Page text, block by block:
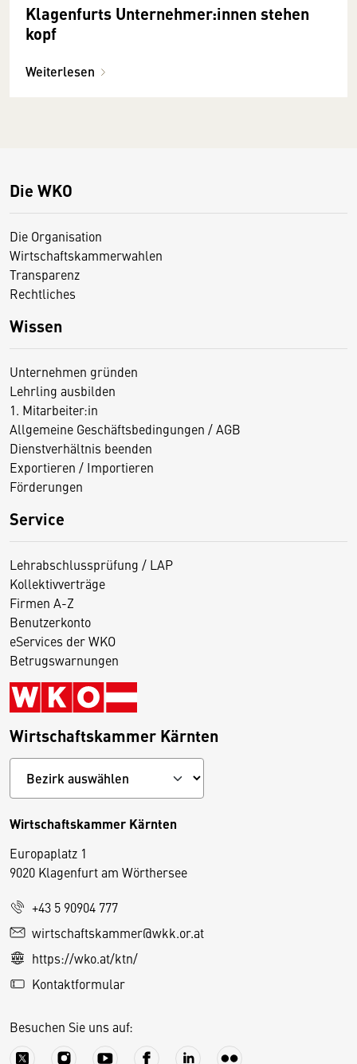
Klagenfurts Unternehmer:innen stehen
kopf
Weiterlesen
Die WKO
Die Organisation
Wirtschaftskammerwahlen
Transparenz
Rechtliches
Wissen
Unternehmen gründen
Lehrling ausbilden
1. Mitarbeiter:in
Allgemeine Geschäftsbedingungen / AGB
Dienstverhältnis beenden
Exportieren / Importieren
Förderungen
Service
Lehrabschlussprüfung / LAP
Kollektivverträge
Firmen A-Z
Benutzerkonto
eServices der WKO
Betrugswarnungen
Wirtschaftskammer Kärnten
Wirtschaftskammer Kärnten
Europaplatz 1
9020 Klagenfurt am Wörthersee
+43 5 90904 777
wirtschaftskammer@wkk.or.at
https://wko.at/ktn/
Kontaktformular
Besuchen Sie uns auf:
D
e
s
S
e